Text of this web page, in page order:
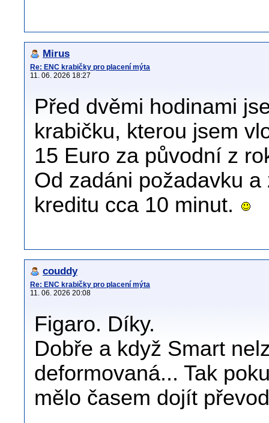
Mirus
Re: ENC krabičky pro placení mýta
11. 06. 2026 18:27
Před dvěmi hodinami
krabičku, kterou jsem
15 Euro za původní z
Od zadáni požadavku
kreditu cca 10 minut.
couddy
Re: ENC krabičky pro placení mýta
11. 06. 2026 20:08
Figaro. Díky.
Dobře a když Smart
deformovaná... Tak
mělo časem dojít